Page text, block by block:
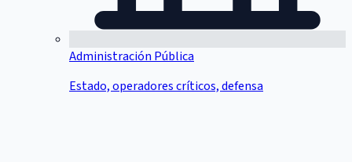
Administración Pública
Estado, operadores críticos, defensa